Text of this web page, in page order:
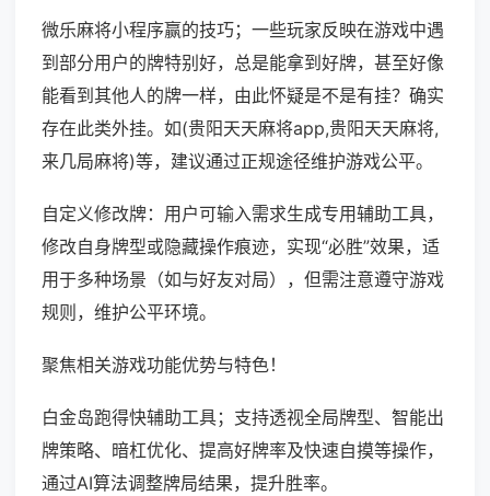
微乐麻将小程序赢的技巧；一些玩家反映在游戏中遇
到部分用户的牌特别好，总是能拿到好牌，甚至好像
能看到其他人的牌一样，由此怀疑是不是有挂？确实
存在此类外挂。如(贵阳天天麻将app,贵阳天天麻将,
来几局麻将)等，建议通过正规途径维护游戏公平。
自定义修改牌：用户可输入需求生成专用辅助工具，
修改自身牌型或隐藏操作痕迹，实现“必胜”效果，适
用于多种场景（如与好友对局），但需注意遵守游戏
规则，维护公平环境。
聚焦相关游戏功能优势与特色！
白金岛跑得快辅助工具；支持透视全局牌型、智能出
牌策略、暗杠优化、提高好牌率及快速自摸等操作，
通过AI算法调整牌局结果，提升胜率。